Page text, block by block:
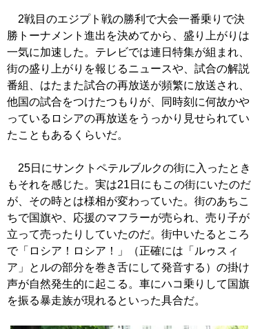
2戦目のエジプト戦の勝利で大会一番乗りで決
勝トーナメント進出を決めてから、盛り上がりは
一気に加速した。テレビでは連日特集が組まれ、
街の盛り上がりを報じるニュースや、試合の解説
番組、はたまた試合の再放送が頻繁に放送され、
他国の試合をつけたつもりが、同時刻に何故かや
っているロシアの再放送をうっかり見せられてい
たこともあるくらいだ。
25日にサンクトペテルブルクの街に入ったとき
もそれを感じた。実は21日にもこの街にいたのだ
が、その時とは様相が変わっていた。街のあちこ
ちで国旗や、応援のマフラーが売られ、売り子が
立って売ったりしていたのだ。街中いたるところ
で「ロシア！ロシア！」（正確には「ルゥスィ
ア」とルの部分を巻き舌にして発音する）の掛け
声が自然発生的に起こる。車にハコ乗りして国旗
を振る暴走族が現れるといった具合だ。